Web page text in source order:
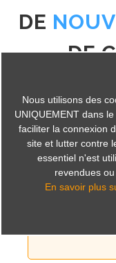
DE
DE
soirée jeux, un
rencontrez
Nous utilisons des
UNIQUEMENT dans
faciliter la connexion
site et lutter contre
essentiel n'est
revendues
En savoir plus